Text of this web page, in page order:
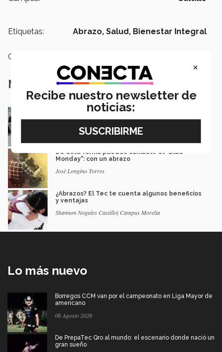
Etiquetas: Abrazo, Salud, Bienestar Integral
Categoría:
Notas Relacionadas
Estos alumnos salieron a repartir abrazos;
Redacción CONECTA
De esta forma puedes combatir el "Blue
Monday": con un abrazo
José Longino Torres
¿Abrazos? El Tec te cuenta algunos beneficios
y ventajas
Shannon Nogales Castillo| Campus Morelia
Lo más nuevo
Borregos CCM van por el campeonato en Liga Mayor de
americano
06 Agosto 2026
De PrepaTec Qro al mundo: el escenario donde nació un
gran sueño
×
Recibe nuestro newsletter de
noticias: